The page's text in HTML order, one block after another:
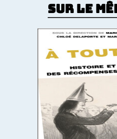
Sur le
À tout
Premier livre à
artistiques et
francophone dans
théâtre, cinéma,